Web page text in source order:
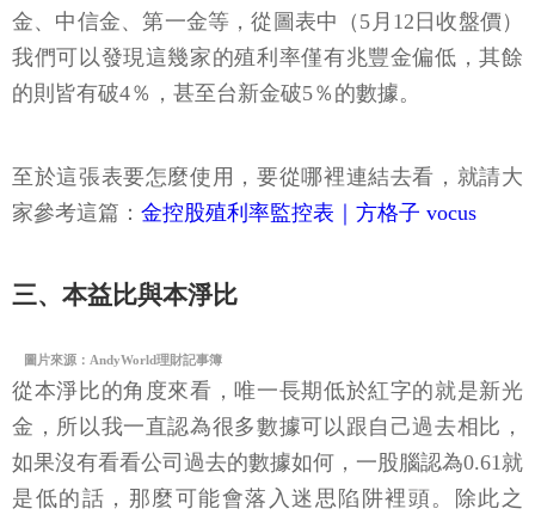
金、中信金、第一金等，從圖表中（5月12日收盤價）
我們可以發現這幾家的殖利率僅有兆豐金偏低，其餘
的則皆有破4％，甚至台新金破5％的數據。
至於這張表要怎麼使用，要從哪裡連結去看，就請大
家參考這篇： 金控股殖利率監控表｜方格子 vocus
三、本益比與本淨比
圖片來源：AndyWorld理財記事簿
從本淨比的角度來看，唯一長期低於紅字的就是新光
金，所以我一直認為很多數據可以跟自己過去相比，
如果沒有看看公司過去的數據如何，一股腦認為0.61就
是低的話，那麼可能會落入迷思陷阱裡頭。除此之